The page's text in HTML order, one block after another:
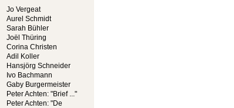
Jo Vergeat
Aurel Schmidt
Sarah Bühler
Joël Thüring
Corina Christen
Adil Koller
Hansjörg Schneider
Ivo Bachmann
Gaby Burgermeister
Peter Achten: "Brief ..."
Peter Achten: "De